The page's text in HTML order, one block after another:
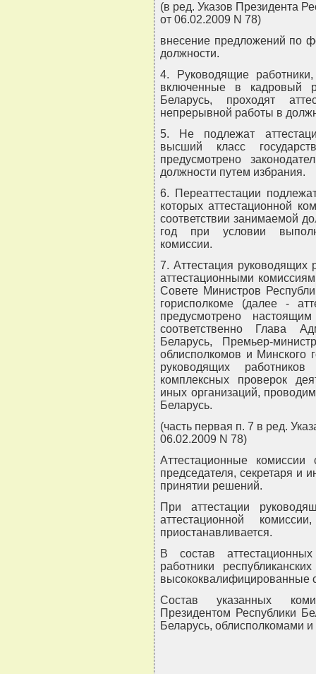
(в ред. Указов Президента
от 06.02.2009 N 78)
внесение предложений по
должности.
4. Руководящие
включенные в кадровый
Беларусь, проходят
непрерывной работы в
5. Не подлежат
высший класс
предусмотрено
должности путем избрания.
6. Переаттестации
которых аттестационной
соответствии занимаемой
год при условии
комиссии.
7. Аттестация руководящих
аттестационными
Совете Министров
горисполкоме (далее -
предусмотрено
соответственно Глава
Беларусь, Премьер-
облисполкомов и Минского
руководящих
комплексных проверок
иных организаций,
Беларусь.
(часть первая п. 7 в ред.
06.02.2009 N 78)
Аттестационные комиссии
председателя, секретаря
принятии решений.
При аттестации
аттестационной
приостанавливается.
В состав
работники
высококвалифицированные
Состав указанных
Президентом Республики
Беларусь, облисполкомами